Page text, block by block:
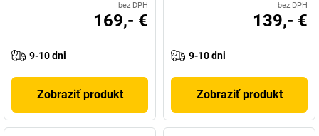
bez DPH
169,- €
9-10 dni
Zobraziť produkt
bez DPH
139,- €
9-10 dni
Zobraziť produkt